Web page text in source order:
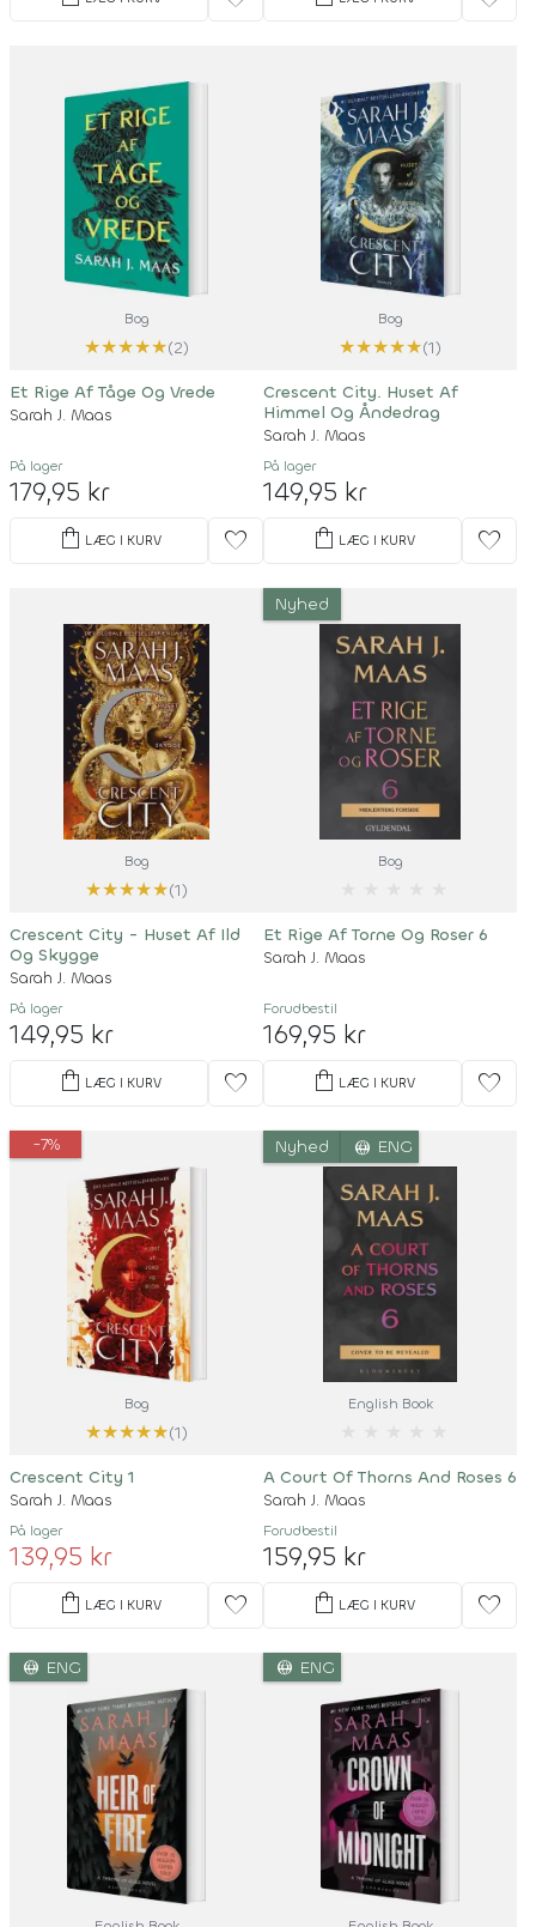
Bog
★★★★★(2)
Et Rige Af Tåge Og Vrede
Sarah J. Maas
På lager
179,95 kr
shopping_bag LÆG I KURV favorite
Bog
★★★★★(1)
Crescent City. Huset Af
Himmel Og Åndedrag
Sarah J. Maas
På lager
149,95 kr
shopping_bag LÆG I KURV favorite
Bog
★★★★★(1)
Crescent City - Huset Af Ild
Og Skygge
Sarah J. Maas
På lager
149,95 kr
shopping_bag LÆG I KURV favorite
Nyhed
Bog
Et Rige Af Torne Og Roser 6
Sarah J. Maas
Forudbestil
169,95 kr
shopping_bag LÆG I KURV favorite
-7%
Bog
★★★★★(1)
Crescent City 1
Sarah J. Maas
På lager
139,95 kr
shopping_bag LÆG I KURV favorite
Nyhed language ENG
English Book
A Court Of Thorns And Roses 6
Sarah J. Maas
Forudbestil
159,95 kr
shopping_bag LÆG I KURV favorite
language ENG language ENG